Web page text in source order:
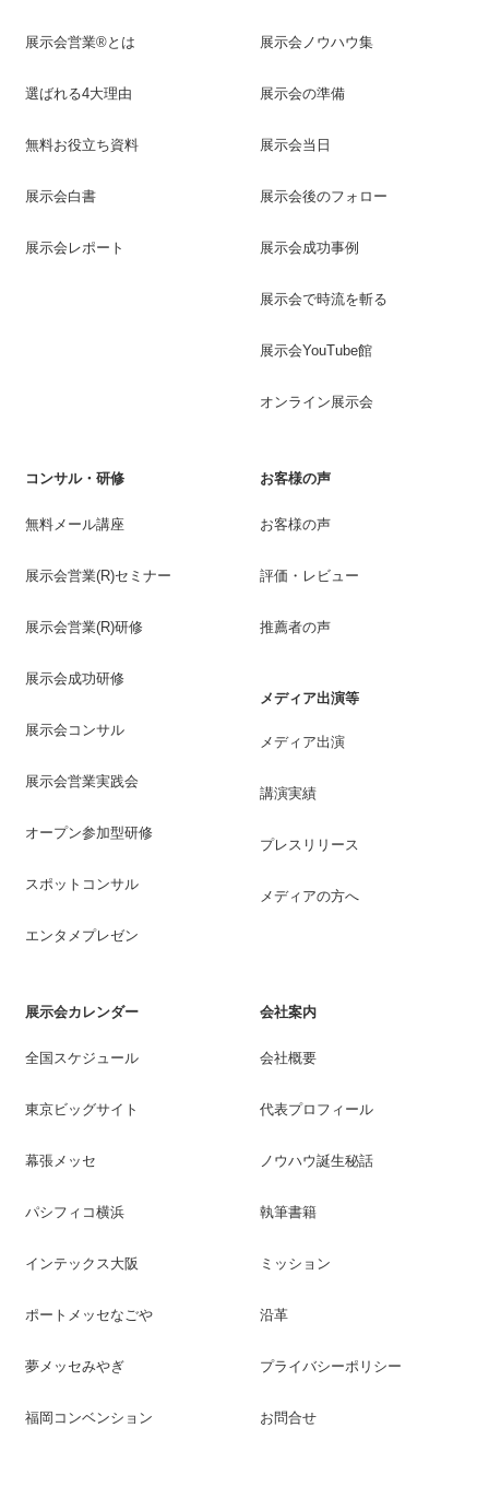
展示会営業®とは
選ばれる4大理由
無料お役立ち資料
展示会白書
展示会レポート
展示会ノウハウ集
展示会の準備
展示会当日
展示会後のフォロー
展示会成功事例
展示会で時流を斬る
展示会YouTube館
オンライン展示会
コンサル・研修
無料メール講座
展示会営業(R)セミナー
展示会営業(R)研修
展示会成功研修
展示会コンサル
展示会営業実践会
オープン参加型研修
スポットコンサル
エンタメプレゼン
お客様の声
お客様の声
評価・レビュー
推薦者の声
メディア出演等
メディア出演
講演実績
プレスリリース
メディアの方へ
展示会カレンダー
全国スケジュール
東京ビッグサイト
幕張メッセ
パシフィコ横浜
インテックス大阪
ポートメッセなごや
夢メッセみやぎ
福岡コンベンション
会社案内
会社概要
代表プロフィール
ノウハウ誕生秘話
執筆書籍
ミッション
沿革
プライバシーポリシー
お問合せ